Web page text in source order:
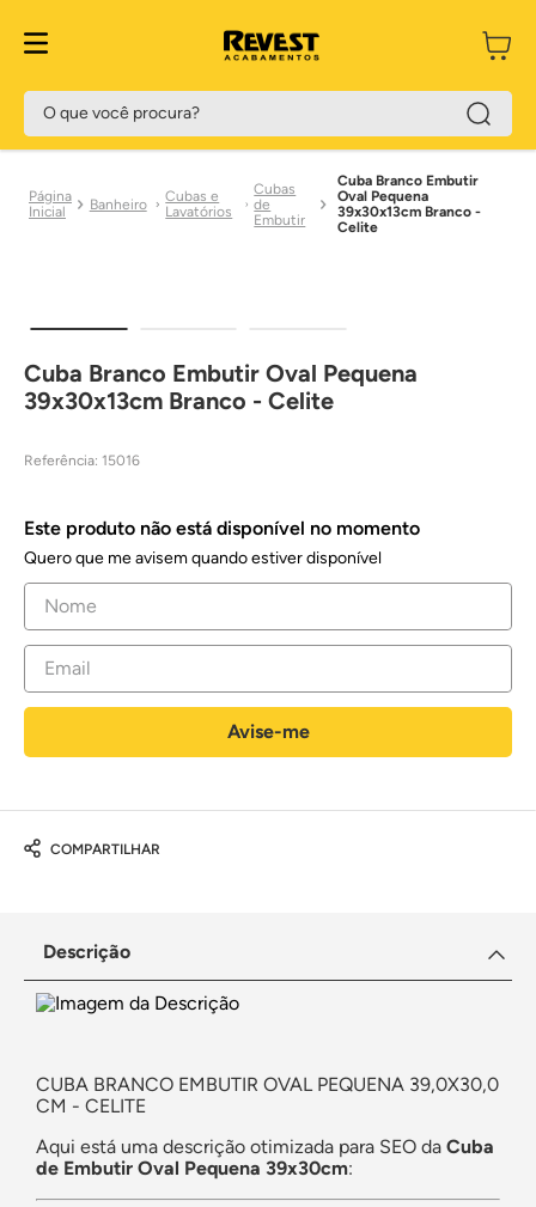
O que você procura?
Banheiro
Cubas e
Lavatórios
Cubas
de
Embutir
Cuba Branco Embutir
Oval Pequena
39x30x13cm Branco -
Celite
Cuba Branco Embutir Oval Pequena
39x30x13cm Branco - Celite
Referência: 15016
Este produto não está disponível no momento
Quero que me avisem quando estiver disponível
COMPARTILHAR
Descrição
CUBA BRANCO EMBUTIR OVAL PEQUENA 39,0X30,0
CM - CELITE
Aqui está uma descrição otimizada para SEO da Cuba
de Embutir Oval Pequena 39x30cm: